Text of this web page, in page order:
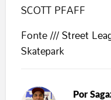
SCOTT PFAFF
Fonte ///Street
Skatepark
Por